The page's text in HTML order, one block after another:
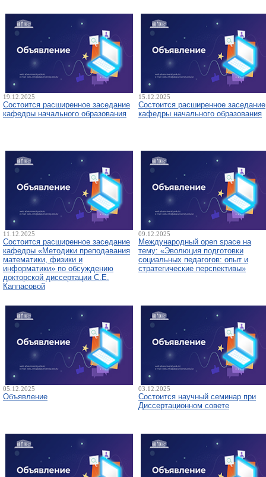
19.12.2025
Состоится расширенное заседание
кафедры начального образования
15.12.2025
Состоится расширенное заседание
кафедры начального образования
11.12.2025
Состоится расширенное заседание
кафедры «Методики преподавания
математики, физики и
информатики» по обсуждению
докторской диссертации С.Е.
Каппасовой
09.12.2025
Международный open space на
тему: «Эволюция подготовки
социальных педагогов: опыт и
стратегические перспективы»
05.12.2025
Объявление
03.12.2025
Состоится научный семинар при
Диссертационном совете